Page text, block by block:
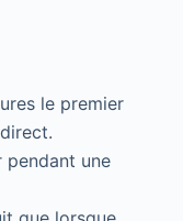
le premier
pendant une